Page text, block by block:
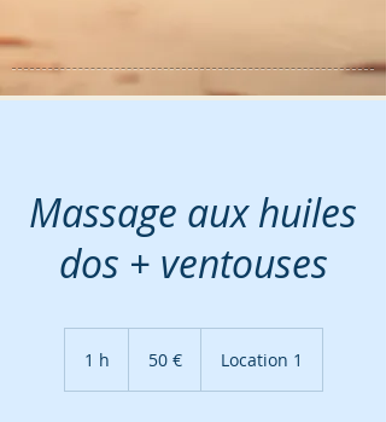
Massage aux huiles
dos + ventouses
1 h 50 € Location 1